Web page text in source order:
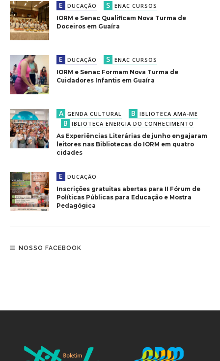
E DUCAÇÃO S ENAC CURSOS
IORM e Senac Qualificam Nova Turma de
Doceiros em Guaíra
E DUCAÇÃO S ENAC CURSOS
IORM e Senac Formam Nova Turma de
Cuidadores Infantis em Guaíra
A GENDA CULTURAL B IBLIOTECA AMA-ME
B IBLIOTECA ENERGIA DO CONHECIMENTO
As Experiências Literárias de junho engajaram
leitores nas Bibliotecas do IORM em quatro
cidades
E DUCAÇÃO
Inscrições gratuitas abertas para II Fórum de
Políticas Públicas para Educação e Mostra
Pedagógica
NOSSO FACEBOOK